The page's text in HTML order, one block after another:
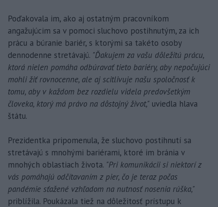
Poďakovala im, ako aj ostatným pracovníkom
angažujúcim sa v pomoci sluchovo postihnutým, za ich
prácu a búranie bariér, s ktorými sa takéto osoby
dennodenne stretávajú. "Ďakujem za vašu dôležitú prácu,
ktorá nielen pomáha odbúravať tieto bariéry, aby nepočujúci
mohli žiť rovnocenne, ale aj scitlivuje našu spoločnosť k
tomu, aby v každom bez rozdielu videla predovšetkým
človeka, ktorý má právo na dôstojný život," uviedla hlava
štátu.
Prezidentka pripomenula, že sluchovo postihnutí sa
stretávajú s mnohými bariérami, ktoré im bránia v
mnohých oblastiach života. "Pri komunikácii si niektorí z
vás pomáhajú odčítavaním z pier, čo je teraz počas
pandémie sťažené vzhľadom na nutnosť nosenia rúška,"
priblížila. Poukázala tiež na dôležitosť prístupu k